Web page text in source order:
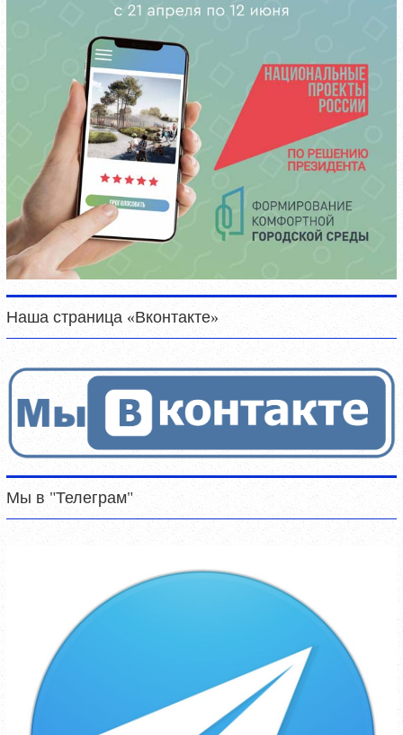
Наша страница «Вконтакте»
Мы в "Телеграм"